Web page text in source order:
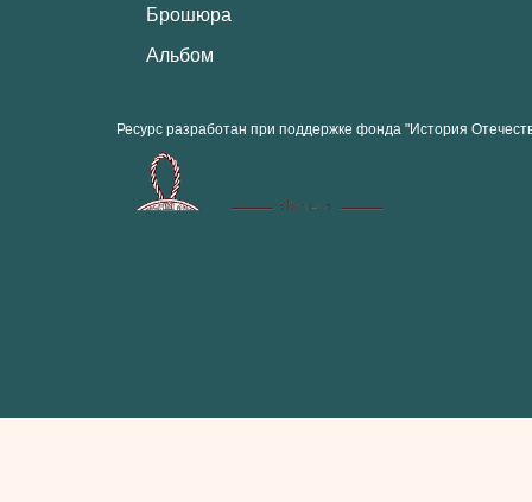
Брошюра
Альбом
Ресурс разработан при поддержке фонда "История